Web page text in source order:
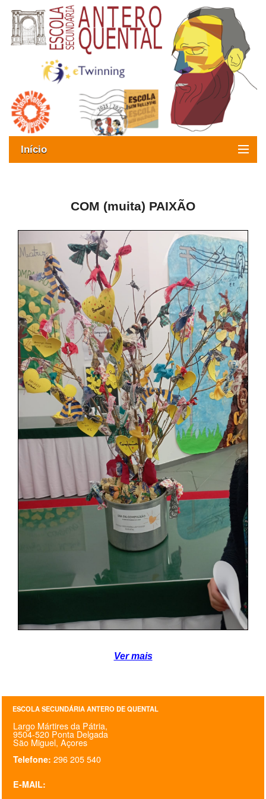
Início
Oferta formativa
ESAQ sem Bullying
SASE
Clubes Escolares
Matrículas
FORmaESAQ
@parlamentodosjovens_esaq
@esaq.erasmus
@oficina.do.largo
@clube_robotica.esaq
ESCOLA
ALUNOS
ENC. DE EDUCAÇÃO
COM (muita) PAIXÃO
Ver mais
ESCOLA SECUNDÁRIA ANTERO DE QUENTAL
Largo Mártires da Pátria,
9504-520 Ponta Delgada
São Miguel, Açores
Telefone: 296 205 540
E-MAIL: